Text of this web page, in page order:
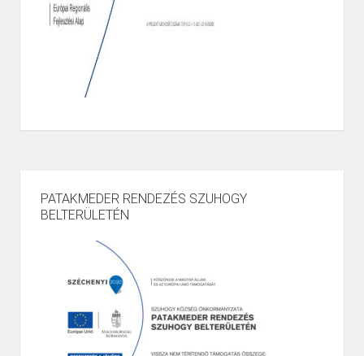
PATAKMEDER RENDEZÉS SZUHOGY
BELTERÜLETÉN